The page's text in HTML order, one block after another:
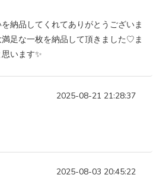
納品してくれてありがとうございま
足な一枚を納品して頂きました♡ま
います✨
2025-08-21 21:28:37
2025-08-03 20:45:22